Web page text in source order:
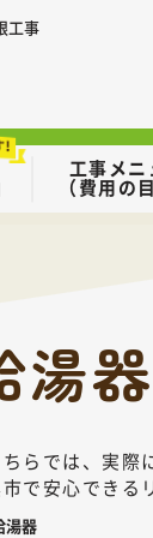
工事
工事メニ
（費用の
湯
ちらでは、実際
で安心できる
湯器